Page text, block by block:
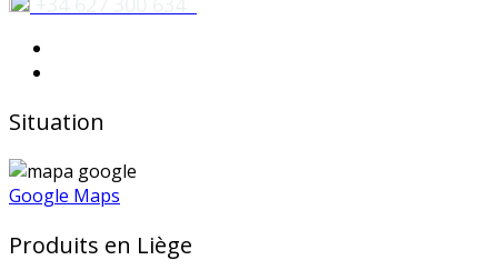
Situation
Google Maps
Produits en Liège